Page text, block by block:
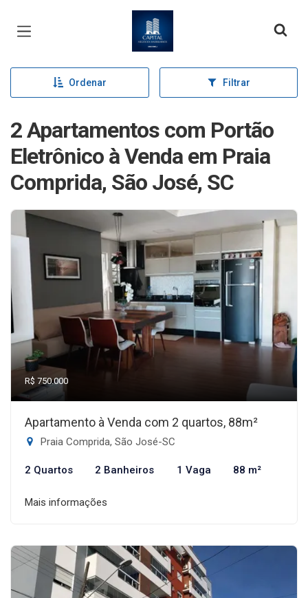
Página inicial
Ordenar Filtrar
2 Apartamentos com Portão
Eletrônico à Venda em Praia
Comprida, São José, SC
R$ 750.000
Apartamento à Venda com 2 quartos, 88m²
Praia Comprida, São José-SC
2 Quartos 2 Banheiros 1 Vaga 88 m²
Mais informações